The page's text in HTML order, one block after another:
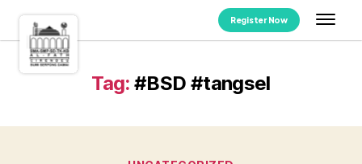
Register Now
Tag: #BSD #tangsel